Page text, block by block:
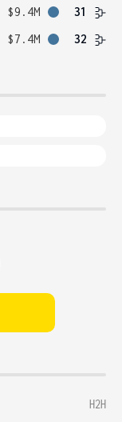
$9.4M
31
$7.4M 32
H2H